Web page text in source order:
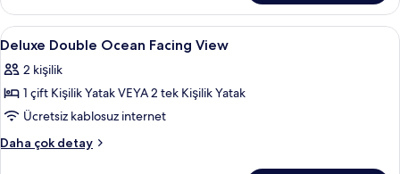
View
hakkında
daha
detay
Deluxe
Double
Ocean
Facing
View
için
1 yatak odası, kaliteli yatak takımı,
4
Deluxe Double Ocean Facing View
2 kişilik
1 çift Kişilik Yatak VEYA 2 tek Kişilik Yatak
Ücretsiz kablosuz internet
Daha çok detay
Deluxe